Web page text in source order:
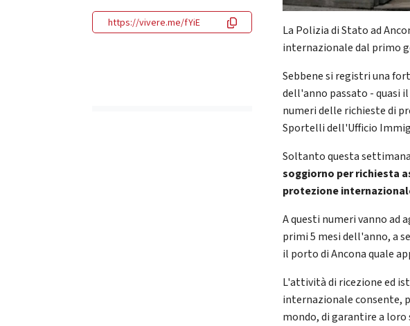
https://vivere.me/fYiE
La Polizia di Stato ad
internazionale dal primo
Sebbene si registri una
dell'anno passato - quasi
numeri delle richieste di
Sportelli dell'Ufficio
Soltanto questa
soggiorno per richiesta
protezione
A questi numeri vanno ad
primi 5 mesi dell'anno, a
il porto di Ancona quale
L'attività di ricezione ed
internazionale consente,
mondo, di garantire a